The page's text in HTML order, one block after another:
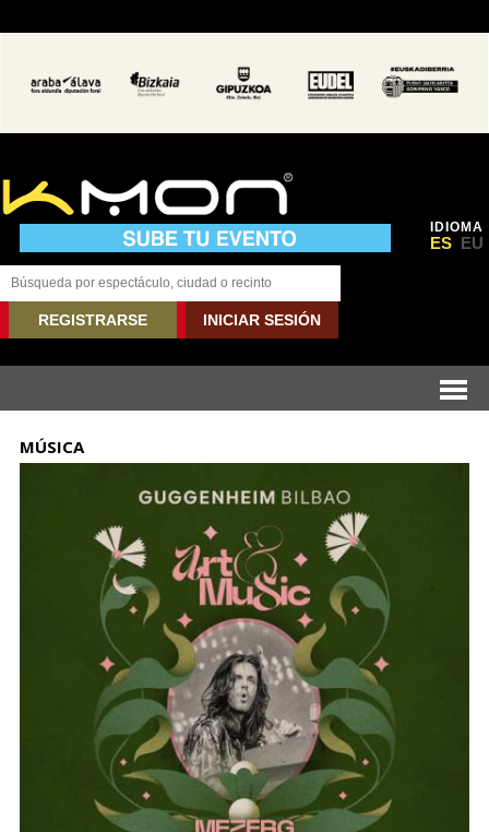
IDIOMA
ES EU
REGISTRARSE INICIAR SESIÓN
MÚSICA